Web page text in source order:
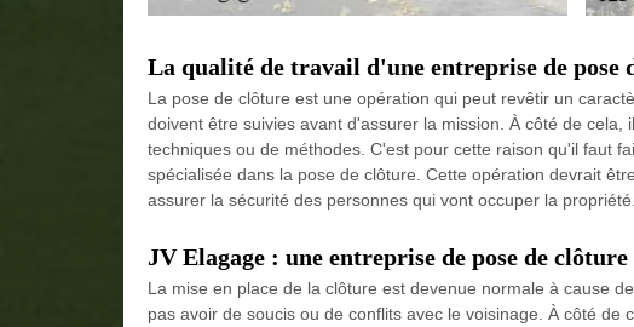
La qualité de travail d'une entreprise de pose
La pose de clôture est une opération qui peut revêtir un
doivent être suivies avant d'assurer la mission. À côté de
techniques ou de méthodes. C'est pour cette raison qu'il faut
spécialisée dans la pose de clôture. Cette opération devrait
assurer la sécurité des personnes qui vont occuper la propriété.
JV Elagage : une entreprise de pose de
La mise en place de la clôture est devenue normale à cause
pas avoir de soucis ou de conflits avec le voisinage. À côté